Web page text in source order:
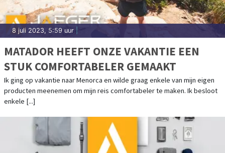
8 juli 2023, 5:59 uur
MATADOR HEEFT ONZE VAKANTIE EEN
STUK COMFORTABELER GEMAAKT
Ik ging op vakantie naar Menorca en wilde graag enkele van mijn eigen
producten meenemen om mijn reis comfortabeler te maken. Ik besloot
enkele [...]